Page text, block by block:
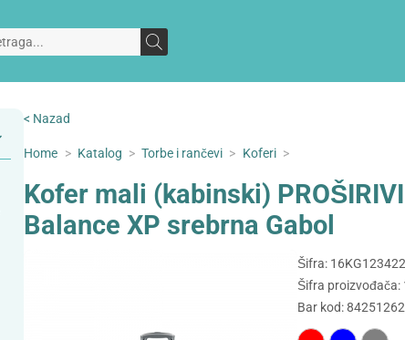
< Nazad
Home > Katalog > Torbe i rančevi > Koferi >
Kofer mali (kabinski)
Balance XP srebrna Gabol
Šifra:
Šifra proizvođača:
Bar kod: